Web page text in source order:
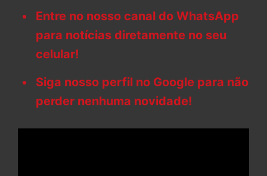
Entre no nosso canal do WhatsApp
para notícias diretamente no seu
celular!
Siga nosso perfil no Google para não
perder nenhuma novidade!